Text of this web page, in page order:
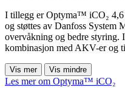
I tillegg er Optyma™ iCO₂ 4,6
og støttes av Danfoss System
overvåkning og bedre styring.
kombinasjon med AKV-er og
Vis mer Vis mindre
Les mer om Optyma™ iCO₂